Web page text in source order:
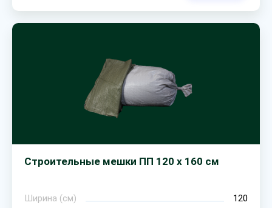
Строительные мешки ПП 120 х 160 см
Ширина (см)
120